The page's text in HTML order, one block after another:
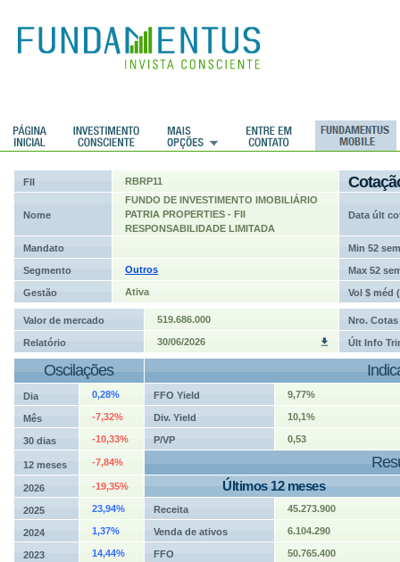
FII RBRP11
Nome
FUNDO DE INVESTIMENTO IMOBILIÁRIO
PATRIA PROPERTIES - FII
RESPONSABILIDADE LIMITADA
Data últ
Mandato Min 52 sem
Segmento Outros Max 52
Gestão Ativa Vol $ méd
Valor de mercado 519.686.000 Nro. Cotas
Relatório 30/06/2026 Últ Info
Oscilações
Dia 0,28% FFO Yield 9,77%
Mês -7,32% Div. Yield 10,1%
30 dias -10,33% P/VP 0,53
12 meses -7,84%
2026 -19,35% Últimos 12 meses
2025 23,94% Receita 45.273.900
2024 1,37% Venda de ativos 6.104.290
2023 14,44% FFO 50.765.400